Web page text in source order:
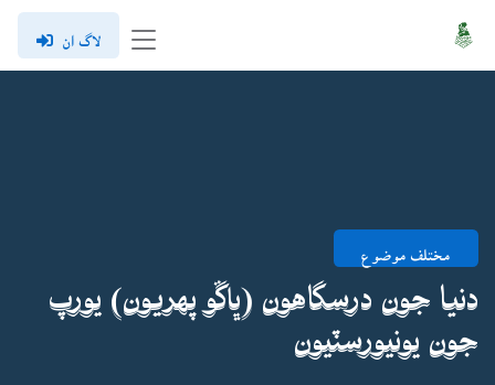
لاگ ان
مختلف موضوع
دنيا جون درسگاهون (ڀاڱو پهريون) يورپ
جون يونيورسٽيون